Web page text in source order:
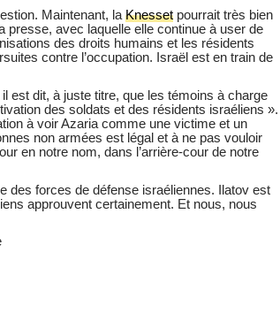
Maintenant, la Knessetpourrait très bien
avec laquelle elle continue à user de
des droits humains et les résidents
contre l’occupation. Israël est en train de
est dit, à juste titre, que les témoins à charge
des soldats et des résidents israéliens ».
à voir Azaria comme une victime et un
non armées est légal et à ne pas vouloir
en notre nom, dans l’arrière-cour de notre
des forces de défense israéliennes. Ilatov est
approuvent certainement. Et nous, nous